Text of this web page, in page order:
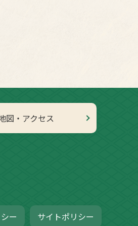
図・アクセス
ー サイトポリシー